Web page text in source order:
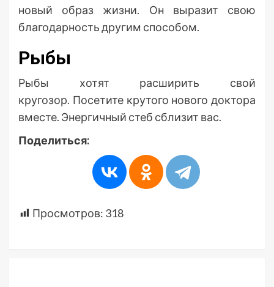
новый образ жизни. Он выразит свою
благодарность другим способом.
Рыбы
Рыбы хотят расширить свой
кругозор. Посетите крутого нового доктора
вместе. Энергичный стеб сблизит вас.
Поделиться:
Просмотров: 318